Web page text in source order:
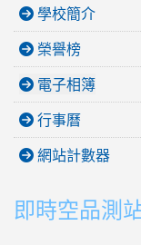
學校簡介
榮譽榜
電子相簿
行事曆
網站計數器
即時空品測